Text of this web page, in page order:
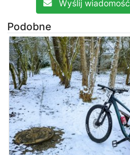
Wyślij wiadomość
Podobne